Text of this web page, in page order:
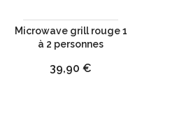
Microwave grill rouge 1
à 2 personnes
Prix
39,90 €